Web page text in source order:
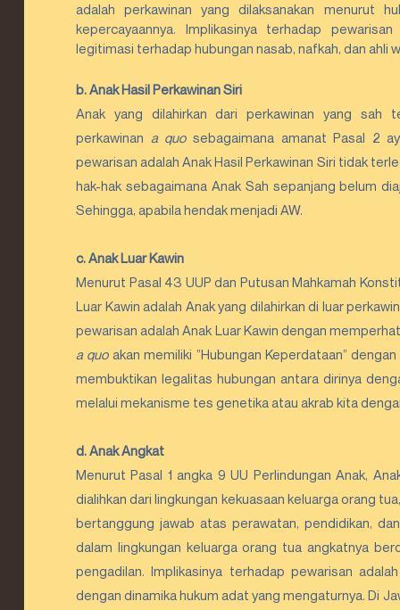
adalah perkawinan yang dilaksanakan menurut
kepercayaannya. Implikasinya terhadap
legitimasi terhadap hubungan nasab, nafkah, dan ahli
b. Anak Hasil Perkawinan Siri
Anak yang dilahirkan dari perkawinan yang sah
perkawinan a quo sebagaimana amanat Pasal 2
pewarisan adalah Anak Hasil Perkawinan Siri tidak
hak-hak sebagaimana Anak Sah sepanjang belum
Sehingga, apabila hendak menjadi AW.
c. Anak Luar Kawin
Menurut Pasal 43 UUP dan Putusan Mahkamah
Luar Kawin adalah Anak yang dilahirkan di luar
a quo akan memiliki ”Hubungan Keperdataan”
membuktikan legalitas hubungan antara dirinya
melalui mekanisme tes genetika atau akrab kita
d. Anak Angkat
Menurut Pasal 1 angka 9 UU Perlindungan Anak,
dialihkan dari lingkungan kekuasaan keluarga orang
bertanggung jawab atas perawatan, pendidikan,
dalam lingkungan keluarga orang tua angkatnya
pengadilan. Implikasinya terhadap pewarisan
dengan dinamika hukum adat yang mengaturnya. Di